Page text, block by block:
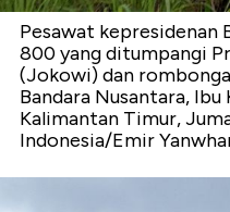
Pesawat kepresidenan
800 yang ditumpangi
(Jokowi) dan
Bandara Nusantara,
Kalimantan Timur,
Indonesia/Emir